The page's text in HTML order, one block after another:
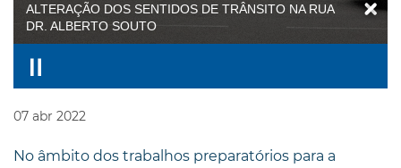
ALTERAÇÃO DOS SENTIDOS DE TRÂNSITO NA RUA
DR. ALBERTO SOUTO
07 abr 2022
No âmbito dos trabalhos preparatórios para a